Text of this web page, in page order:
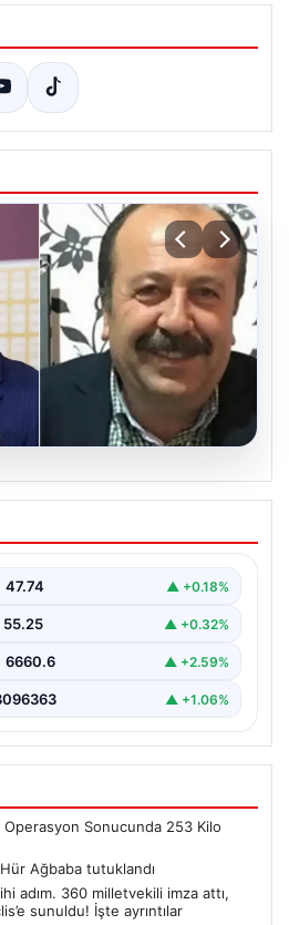
ağabeyi Hür Ağbaba
47.74 ▲ +0.18%
55.25 ▲ +0.32%
6660.6 ▲ +2.59%
▲ +1.06%
Operasyon Sonucunda 253 Kilo
Ağbaba tutuklandı
adım. 360 milletvekili imza attı,
sunuldu! İşte ayrıntılar